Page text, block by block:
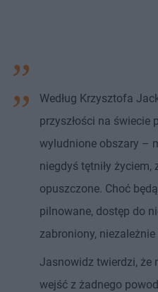
Według Krzysztofa
przyszłości na świecie
wyludnione obszary –
niegdyś tętniły życiem,
opuszczone. Choć
pilnowane, dostęp do
zabroniony,
Jasnowidz twierdzi, że
wejść z żadnego